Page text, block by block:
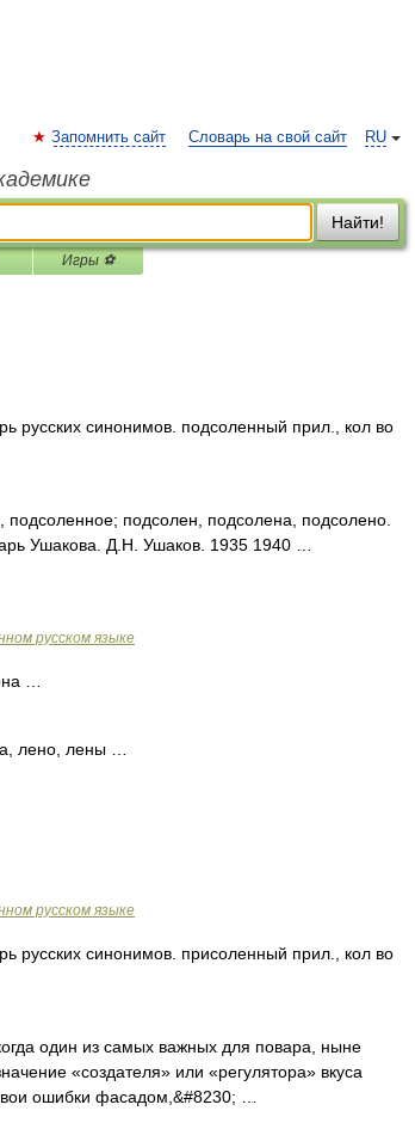
RU
Запомнить сайт Словарь на свой сайт
Найти!
Игры ⚽
русских синонимов. подсоленный прил., кол во
подсолен, подсолена, подсолено.
Ушакова. Д.Н. Ушаков. 1935 1940 …
русском языке
…
лено, лены …
русском языке
русских синонимов. присоленный прил., кол во
один из самых важных для повара, ныне
«создателя» или «регулятора» вкуса
ошибки фасадом,&#8230; …